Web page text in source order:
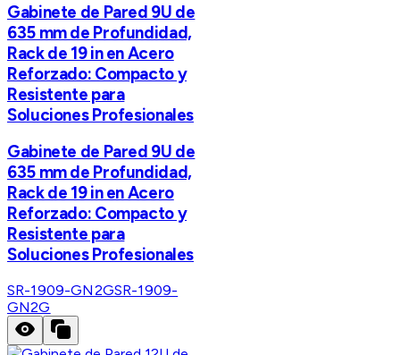
Gabinete de Pared 9U de
635 mm de Profundidad,
Rack de 19 in en Acero
Reforzado: Compacto y
Resistente para
Soluciones Profesionales
Gabinete de Pared 9U de
635 mm de Profundidad,
Rack de 19 in en Acero
Reforzado: Compacto y
Resistente para
Soluciones Profesionales
SR-1909-GN2GSR-1909-
GN2G